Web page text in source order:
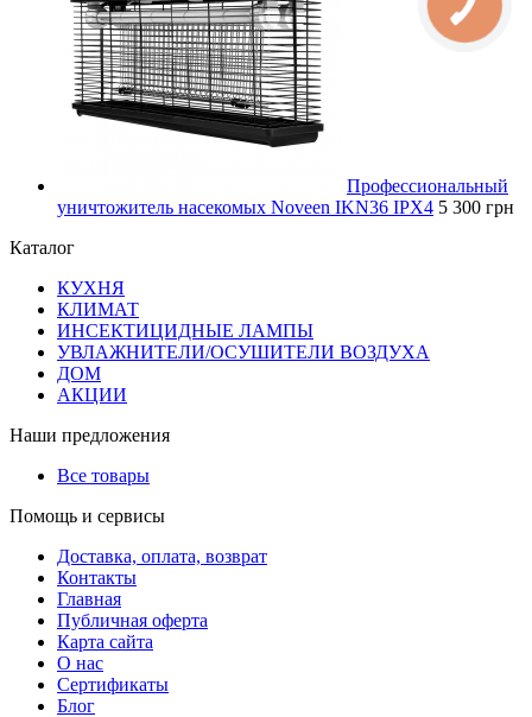
Профессиональный
уничтожитель насекомых Noveen IKN36 IPX4 5 300 грн
Каталог
КУХНЯ
КЛИМАТ
ИНСЕКТИЦИДНЫЕ ЛАМПЫ
УВЛАЖНИТЕЛИ/ОСУШИТЕЛИ ВОЗДУХА
ДОМ
АКЦИИ
Наши предложения
Все товары
Помощь и сервисы
Доставка, оплата, возврат
Контакты
Главная
Публичная оферта
Карта сайта
О нас
Сертификаты
Блог